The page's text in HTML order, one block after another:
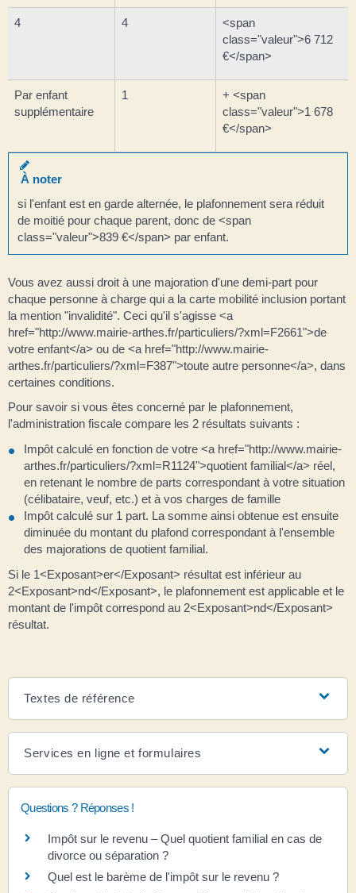
4 4
<span
class="valeur">6 712
€</span>
Par enfant
supplémentaire
1
+ <span
class="valeur">1 678
€</span>
À noter
si l'enfant est en garde alternée, le plafonnement sera réduit
de moitié pour chaque parent, donc de <span
class="valeur">839 €</span> par enfant.
Vous avez aussi droit à une majoration d'une demi-part pour
chaque personne à charge qui a la carte mobilité inclusion portant
la mention "invalidité". Ceci qu'il s'agisse <a
href="http://www.mairie-arthes.fr/particuliers/?xml=F2661">de
votre enfant</a> ou de <a href="http://www.mairie-
arthes.fr/particuliers/?xml=F387">toute autre personne</a>, dans
certaines conditions.
Pour savoir si vous êtes concerné par le plafonnement,
l'administration fiscale compare les 2 résultats suivants :
Impôt calculé en fonction de votre <a href="http://www.mairie-
arthes.fr/particuliers/?xml=R1124">quotient familial</a> réel,
en retenant le nombre de parts correspondant à votre situation
(célibataire, veuf, etc.) et à vos charges de famille
Impôt calculé sur 1 part. La somme ainsi obtenue est ensuite
diminuée du montant du plafond correspondant à l'ensemble
des majorations de quotient familial.
Si le 1<Exposant>er</Exposant> résultat est inférieur au
2<Exposant>nd</Exposant>, le plafonnement est applicable et le
montant de l'impôt correspond au 2<Exposant>nd</Exposant>
résultat.
Textes de référence
Services en ligne et formulaires
Questions ? Réponses !
Impôt sur le revenu – Quel quotient familial en cas de
divorce ou séparation ?
Quel est le barème de l'impôt sur le revenu ?